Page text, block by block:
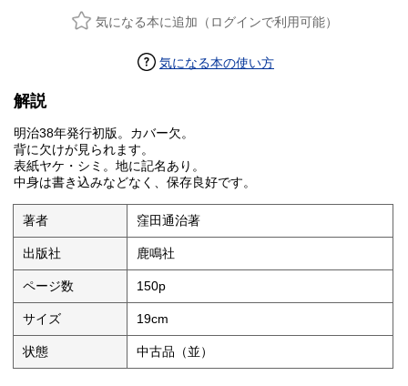
気になる本に追加（ログインで利用可能）
気になる本の使い方
解説
明治38年発行初版。カバー欠。
背に欠けが見られます。
表紙ヤケ・シミ。地に記名あり。
中身は書き込みなどなく、保存良好です。
著者 窪田通治著
出版社 鹿鳴社
ページ数 150p
サイズ 19cm
状態 中古品（並）